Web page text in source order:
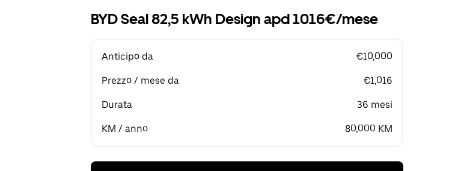
BYD Seal 82,5 kWh Design apd 1016€/mese
Anticipo da €10,000
Prezzo / mese da €1,016
Durata 36 mesi
KM / anno 80,000 KM